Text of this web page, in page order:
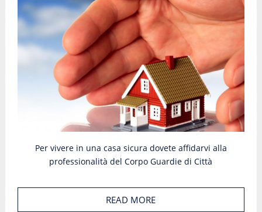
Per vivere in una casa sicura dovete affidarvi alla
professionalità del Corpo Guardie di Città
READ MORE